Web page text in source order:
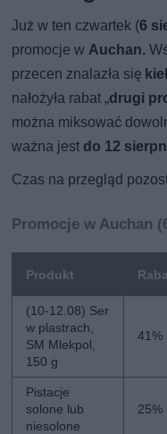
Już w ten czwartek (6
promocje w Auchan.
przecen znalazła się
nałożyła rabat „drugi
można miksować
ważna jest do 12
Czas na przegląd
Promocje w Auchan
Produkt
(10-12.08) Ser
w plastrach,
SM Mlekpol,
150 g
41%
Pistacje
solone lub
niesolone
25%